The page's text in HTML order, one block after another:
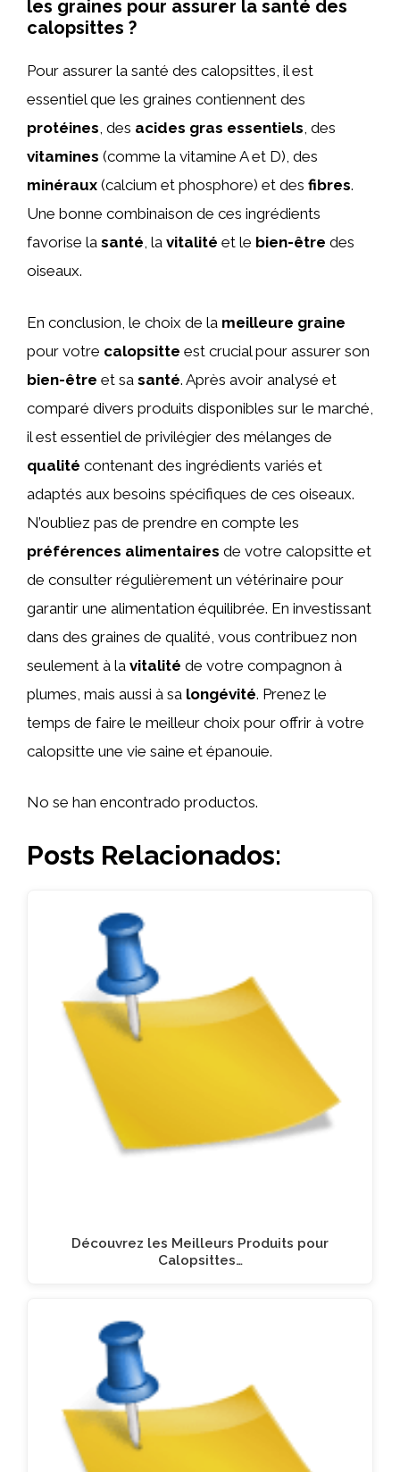
les graines pour assurer la santé des
calopsittes ?
Pour assurer la santé des calopsittes, il est
essentiel que les graines contiennent des
protéines, des acides gras essentiels, des
vitamines (comme la vitamine A et D), des
minéraux (calcium et phosphore) et des fibres.
Une bonne combinaison de ces ingrédients
favorise la santé, la vitalité et le bien-être des
oiseaux.
En conclusion, le choix de la meilleure graine
pour votre calopsitte est crucial pour assurer son
bien-être et sa santé. Après avoir analysé et
comparé divers produits disponibles sur le marché,
il est essentiel de privilégier des mélanges de
qualité contenant des ingrédients variés et
adaptés aux besoins spécifiques de ces oiseaux.
N’oubliez pas de prendre en compte les
préférences alimentaires de votre calopsitte et
de consulter régulièrement un vétérinaire pour
garantir une alimentation équilibrée. En investissant
dans des graines de qualité, vous contribuez non
seulement à la vitalité de votre compagnon à
plumes, mais aussi à sa longévité. Prenez le
temps de faire le meilleur choix pour offrir à votre
calopsitte une vie saine et épanouie.
No se han encontrado productos.
Posts Relacionados:
Découvrez les Meilleurs Produits pour
Calopsittes…